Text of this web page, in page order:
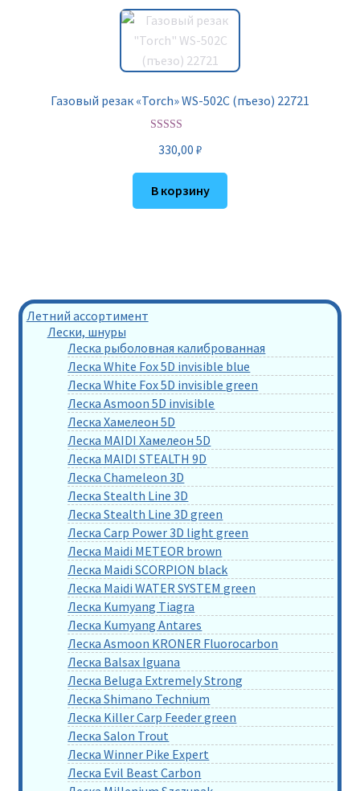
Газовый резак «Torch» WS-502C (пъезо) 22721
из 5
330,00 ₽
В корзину
Летний ассортимент
Лески, шнуры
Леска рыболовная калиброванная
Леска White Fox 5D invisible blue
Леска White Fox 5D invisible green
Леска Asmoon 5D invisible
Леска Хамелеон 5D
Леска MAIDI Хамелеон 5D
Леска MAIDI STEALTH 9D
Леска Chameleon 3D
Леска Stealth Line 3D
Леска Stealth Line 3D green
Леска Carp Power 3D light green
Леска Maidi METEOR brown
Леска Maidi SCORPION black
Леска Maidi WATER SYSTEM green
Леска Kumyang Tiagra
Леска Kumyang Antares
Леска Asmoon KRONER Fluorocarbon
Леска Balsax Iguana
Леска Beluga Extremely Strong
Леска Shimano Technium
Леска Killer Carp Feeder green
Леска Salon Trout
Леска Winner Pike Expert
Леска Evil Beast Carbon